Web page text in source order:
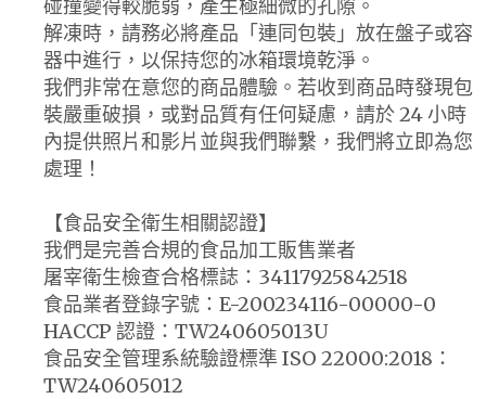
碰撞變得較脆弱，產生極細微的孔隙。
解凍時，請務必將產品「連同包裝」放在盤子或容
器中進行，以保持您的冰箱環境乾淨。
我們非常在意您的商品體驗。若收到商品時發現包
裝嚴重破損，或對品質有任何疑慮，請於 24 小時
內提供照片和影片並與我們聯繫，我們將立即為您
處理！
【食品安全衛生相關認證】
我們是完善合規的食品加工販售業者
屠宰衛生檢查合格標誌：34117925842518
食品業者登錄字號：E-200234116-00000-0
HACCP 認證：TW240605013U
食品安全管理系統驗證標準 ISO 22000:2018：
TW240605012